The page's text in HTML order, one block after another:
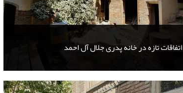
اتفاقات تازه در خانه پدری جلال آل احمد